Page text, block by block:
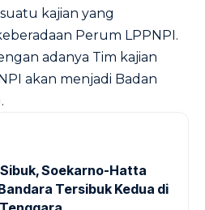
kajian yang
Perum LPPNPI.
adanya Tim kajian
akan menjadi Badan
Soekarno-Hatta
Tersibuk Kedua di